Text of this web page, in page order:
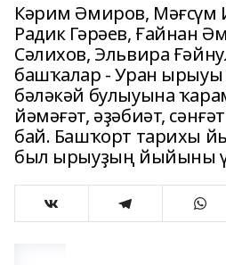
Кәрим Әмиров, Мәғсүм
Радик Гәрәев, Ғайнан
Сәлихов, Эльвира
башҡалар - Уран
бәләкәй булыуына
йәмәғәт, әҙәбиәт,
бай. Башҡорт тарихы
был ырыуҙың йыйыны